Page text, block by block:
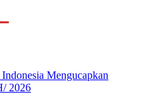
Mengucapkan
2026